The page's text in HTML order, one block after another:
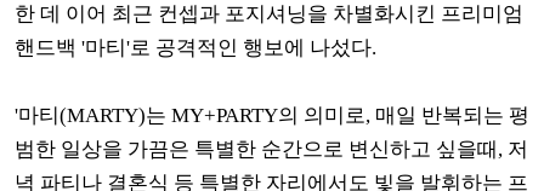
한 데 이어 최근 컨셉과 포지셔닝을 차별화시킨 프리미엄
핸드백 '마티'로 공격적인 행보에 나섰다.
'마티(MARTY)는 MY+PARTY의 의미로, 매일 반복되는 평
범한 일상을 가끔은 특별한 순간으로 변신하고 싶을때, 저
녁 파티나 결혼식 등 특별한 자리에서도 빛을 발휘하는 프